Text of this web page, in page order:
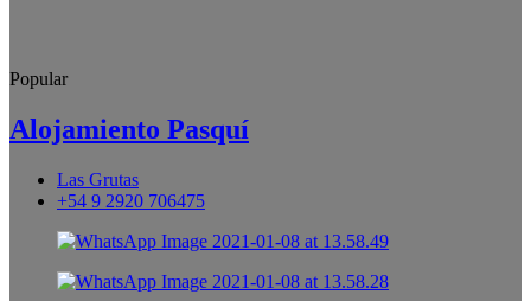
Popular
Alojamiento Pasquí
Las Grutas
+54 9 2920 706475